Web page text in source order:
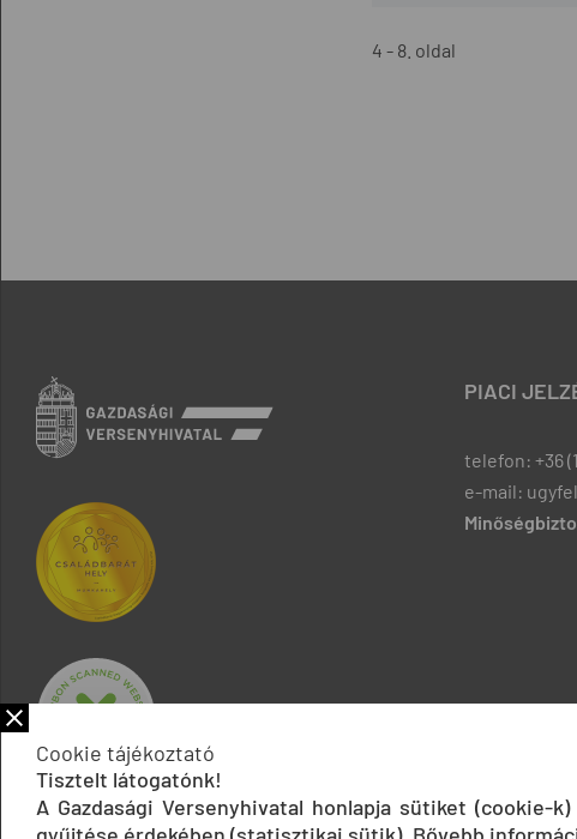
4 - 8. oldal
PIACI
telefon: +36
e-mail:
Cookie tájékoztató
Tisztelt látogatónk!
A Gazdasági Versenyhivatal honlapja sütiket (cookie-